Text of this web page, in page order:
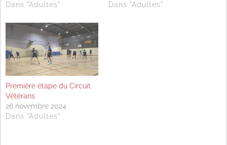
Dans "Adultes"
Dans "Adultes"
Première étape du Circuit
Vétérans
26 novembre 2024
Dans "Adultes"